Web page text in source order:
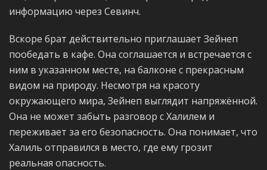
информацию через Севинч.
Вскоре брат действительно приглашает Зейнеп
пообедать в кафе. Она соглашается и встречается с
ним в указанном месте, на балконе с прекрасным
видом на природу. Несмотря на красоту
окружающего мира, Зейнеп выглядит напряжённой.
Она не может забыть разговор с Халилем и
переживает за его безопасность. Она понимает, что
Халиль отправился в место, где ему грозит
реальная опасность.